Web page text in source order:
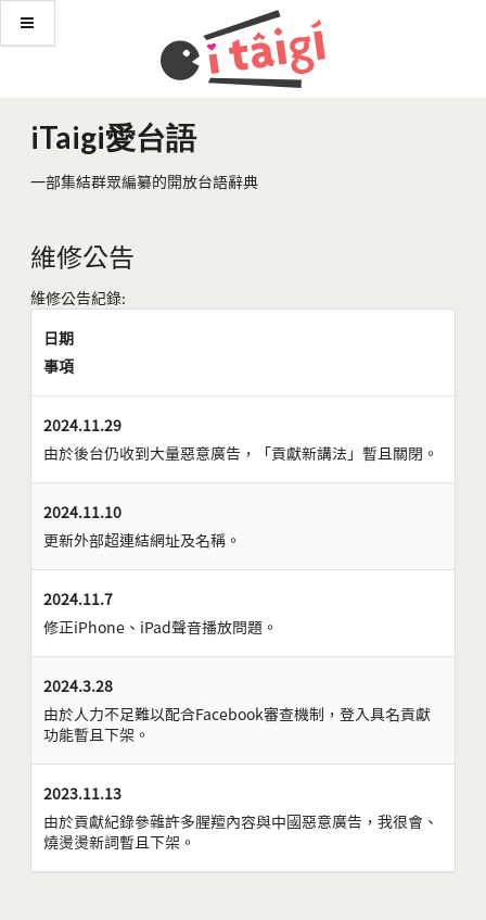
iTaigi愛台語
一部集結群眾編纂的開放台語辭典
維修公告
維修公告紀錄:
日期
事項
2024.11.29
由於後台仍收到大量惡意廣告，「貢獻新講法」暫且關閉。
2024.11.10
更新外部超連結網址及名稱。
2024.11.7
修正iPhone、iPad聲音播放問題。
2024.3.28
由於人力不足難以配合Facebook審查機制，登入具名貢獻
功能暫且下架。
2023.11.13
由於貢獻紀錄參雜許多腥羶內容與中國惡意廣告，我很會、
燒燙燙新詞暫且下架。